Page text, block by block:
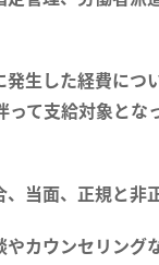
生した経費に
て支給対象と
当面、正規と非
カウンセリング